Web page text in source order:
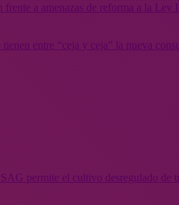
a amenazas de reforma a la Ley
entre “ceja y ceja” la nueva
permite el cultivo desregulado de